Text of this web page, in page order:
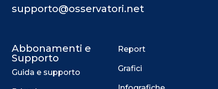
supporto@osservatori.net
Abbonamenti e
Supporto
Guida e supporto
Report
Grafici